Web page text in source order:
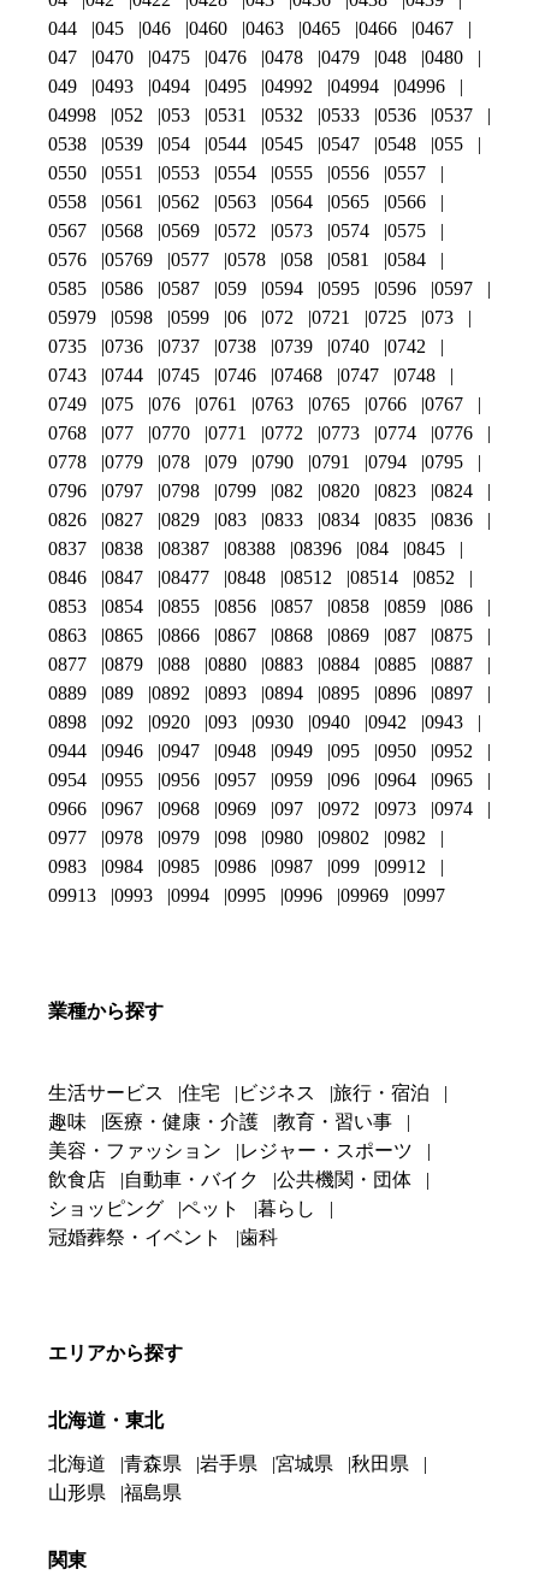
044
045 046 0460 0463 0465 0466
0467
047
0470 0475 0476 0478 0479 048
0480
049
0493 0494 0495 04992 04994
04996
04998
052 053 0531 0532 0533 0536
0537
0538
0539 054 0544 0545 0547 0548
055
0550
0551 0553 0554 0555 0556
0557
0558
0561 0562 0563 0564 0565
0566
0567
0568 0569 0572 0573 0574
0575
0576
05769 0577 0578 058 0581
0584
0585
0586 0587 059 0594 0595 0596
0597
05979
0598 0599 06 072 0721 0725
073
0735
0736 0737 0738 0739 0740
0742
0743
0744 0745 0746 07468 0747
0748
0749
075 076 0761 0763 0765 0766
0767
0768
077 0770 0771 0772 0773 0774
0776
0778
0779 078 079 0790 0791 0794
0795
0796
0797 0798 0799 082 0820 0823
0824
0826
0827 0829 083 0833 0834 0835
0836
0837
0838 08387 08388 08396 084
0845
0846
0847 08477 0848 08512 08514
0852
0853
0854 0855 0856 0857 0858 0859
086
0863
0865 0866 0867 0868 0869 087
0875
0877
0879 088 0880 0883 0884 0885
0887
0889
089 0892 0893 0894 0895 0896
0897
0898
092 0920 093 0930 0940 0942
0943
0944
0946 0947 0948 0949 095 0950
0952
0954
0955 0956 0957 0959 096 0964
0965
0966
0967 0968 0969 097 0972 0973
0974
0977
0978 0979 098 0980 09802
0982
0983
0984 0985 0986 0987 099
09912
09913
0993 0994 0995 0996 09969 0997
業種から探す
生活サービス 住宅 ビジネス
旅行・宿泊
趣味
医療・健康・介護
教育・習い事
美容・ファッション
レジャー・スポーツ
飲食店
自動車・バイク
公共機関・団体
ショッピング
ペット
暮らし
冠婚葬祭・イベント
歯科
エリアから探す
北海道・東北
北海道 青森県 岩手県 宮城県
秋田県
山形県
福島県
関東